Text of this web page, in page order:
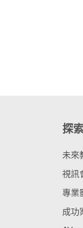
探
未來
視訊
專業
成功